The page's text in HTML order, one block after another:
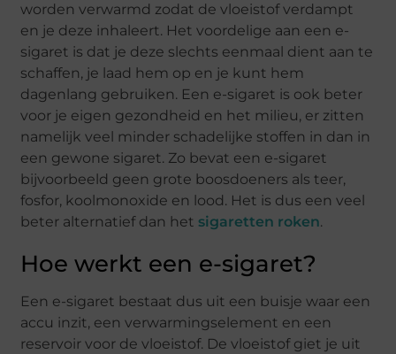
worden verwarmd zodat de vloeistof verdampt
en je deze inhaleert. Het voordelige aan een e-
sigaret is dat je deze slechts eenmaal dient aan te
schaffen, je laad hem op en je kunt hem
dagenlang gebruiken. Een e-sigaret is ook beter
voor je eigen gezondheid en het milieu, er zitten
namelijk veel minder schadelijke stoffen in dan in
een gewone sigaret. Zo bevat een e-sigaret
bijvoorbeeld geen grote boosdoeners als teer,
fosfor, koolmonoxide en lood. Het is dus een veel
beter alternatief dan het sigaretten roken.
Hoe werkt een e-sigaret?
Een e-sigaret bestaat dus uit een buisje waar een
accu inzit, een verwarmingselement en een
reservoir voor de vloeistof. De vloeistof giet je uit